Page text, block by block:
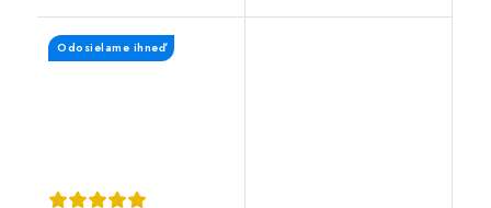
stále upravený. Záhon je
nastaviteľný a prikúpením...
záhon tak vyzerá stále
Odosielame ihneď